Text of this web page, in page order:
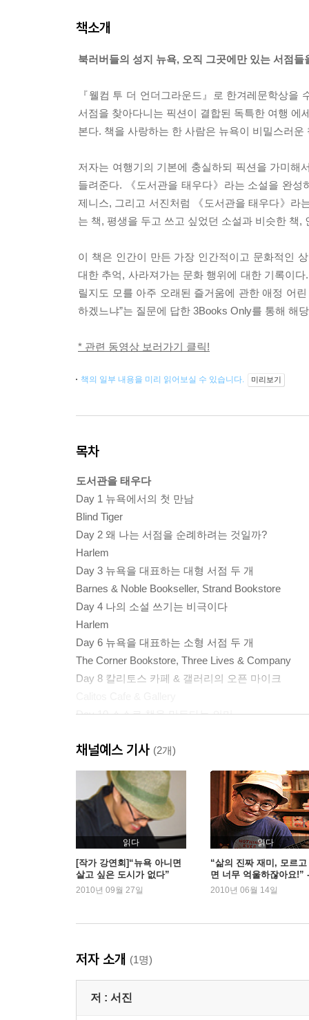
책소개
북러버들의 성지 뉴욕, 오직 그곳에만 있는 서점들
『웰컴 투 더 언더그라운드』로 한겨레문학상
서점을 찾아다니는 픽션이 결합된 독특한 여행
본다. 책을 사랑하는 한 사람은 뉴욕이 비밀스러
저자는 여행기의 기본에 충실하되 픽션을 가미해
들려준다. 《도서관을 태우다》라는 소설을 완
제니스, 그리고 서진처럼 《도서관을 태우다》라
는 책, 평생을 두고 쓰고 싶었던 소설과 비슷한 책
이 책은 인간이 만든 가장 인간적이고 문화적인
대한 추억, 사라져가는 문화 행위에 대한 기록이
릴지도 모를 아주 오래된 즐거움에 관한 애정 어
하겠느냐”는 질문에 답한 3Books Only를 통해 해
* 관련 동영상 보러가기 클릭!
책의 일부 내용을 미리 읽어보실 수 있습니다. 미리보기
목차
도서관을 태우다
Day 1 뉴욕에서의 첫 만남
Blind Tiger
Day 2 왜 나는 서점을 순례하려는 것일까?
Harlem
Day 3 뉴욕을 대표하는 대형 서점 두 개
Barnes & Noble Bookseller, Strand Bookstore
Day 4 나의 소설 쓰기는 비극이다
Harlem
Day 6 뉴욕을 대표하는 소형 서점 두 개
The Corner Bookstore, Three Lives & Company
Day 8 칼리토스 카페 & 갤러리의 오픈 마이크
Day 10 스스로 책을 만든다는 의미
Day 14 아시아 작가의 한계를 뛰어넘어라
Asian American Writer’s Workshop
Day 16 뉴욕을 대표하는 예술 서점들
The Printed Matter Inc., Taschen Books, Rizzoli
Day 17 미드타운의 예술 서점들
Midtown Comics, The Drama Bookshop,
Joseph Patelson Music House
Day 19 책은 사라지고 있습니다
Twelfth Street Bookshop, Housing Works Used
The Mysterious Bookshop
미래에서 책을 구하러 온 여자
채널예스 기사 (2개)
읽다
[작가 강연회]“뉴욕 아니면
살고 싶은 도시가 없다”
2010년 09월 27일
읽다
“삶의 진짜 재미, 모르고
면 너무 억울하잖아요!” -
『뉴욕, 비밀스러운 책
2010년 06월 14일
저자 소개 (1명)
저 : 서진